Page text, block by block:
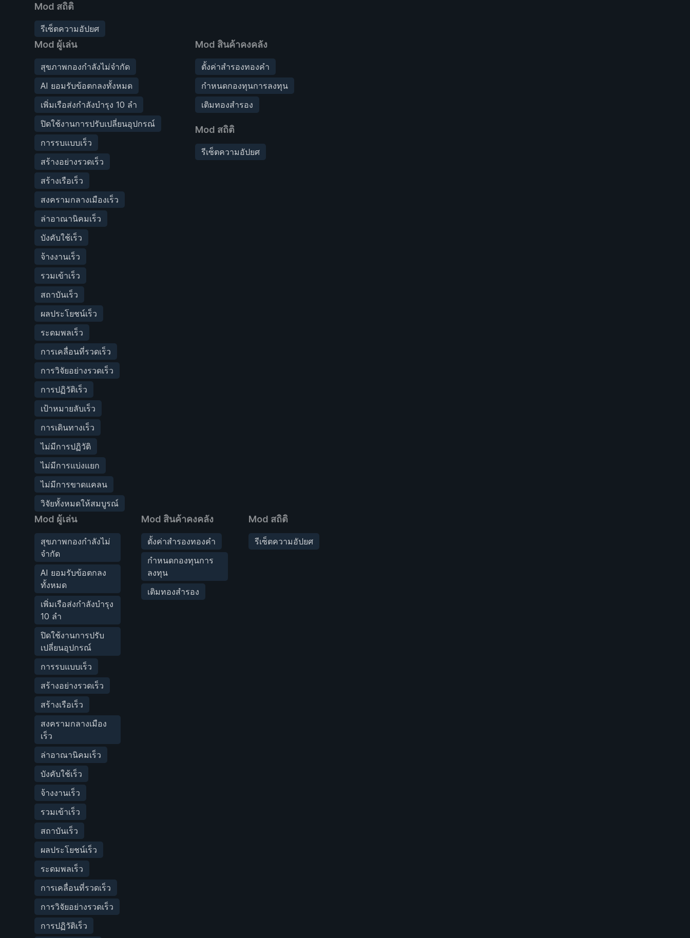
Mod สถิติ
รีเซ็ตความอัปยศ
Mod ผู้เล่น
สุขภาพกองกำลังไม่จำกัด
AI ยอมรับข้อตกลงทั้งหมด
เพิ่มเรือส่งกำลังบำรุง 10 ลำ
ปิดใช้งานการปรับเปลี่ยนอุปกรณ์
การรบแบบเร็ว
สร้างอย่างรวดเร็ว
สร้างเรือเร็ว
สงครามกลางเมืองเร็ว
ล่าอาณานิคมเร็ว
บังคับใช้เร็ว
จ้างงานเร็ว
รวมเข้าเร็ว
สถาบันเร็ว
ผลประโยชน์เร็ว
ระดมพลเร็ว
การเคลื่อนที่รวดเร็ว
การวิจัยอย่างรวดเร็ว
การปฏิวัติเร็ว
เป้าหมายลับเร็ว
การเดินทางเร็ว
ไม่มีการปฏิวัติ
ไม่มีการแบ่งแยก
ไม่มีการขาดแคลน
วิจัยทั้งหมดให้สมบูรณ์
Mod สินค้าคงคลัง
ตั้งค่าสำรองทองคำ
กำหนดกองทุนการลงทุน
เติมทองสำรอง
Mod สถิติ
รีเซ็ตความอัปยศ
Mod ผู้เล่น
สุขภาพกองกำลังไม่
จำกัด
AI ยอมรับข้อตกลง
ทั้งหมด
เพิ่มเรือส่งกำลังบำรุง
10 ลำ
ปิดใช้งานการปรับ
เปลี่ยนอุปกรณ์
การรบแบบเร็ว
สร้างอย่างรวดเร็ว
สร้างเรือเร็ว
สงครามกลางเมือง
เร็ว
ล่าอาณานิคมเร็ว
บังคับใช้เร็ว
จ้างงานเร็ว
รวมเข้าเร็ว
สถาบันเร็ว
ผลประโยชน์เร็ว
ระดมพลเร็ว
การเคลื่อนที่รวดเร็ว
การวิจัยอย่างรวดเร็ว
การปฏิวัติเร็ว
Mod สินค้าคงคลัง
ตั้งค่าสำรองทองคำ
กำหนดกองทุนการ
ลงทุน
เติมทองสำรอง
Mod สถิติ
รีเซ็ตความอัปยศ